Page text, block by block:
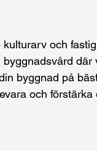
och
byggnad på
och